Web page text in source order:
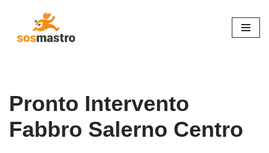
Pronto Intervento
Fabbro Salerno Centro